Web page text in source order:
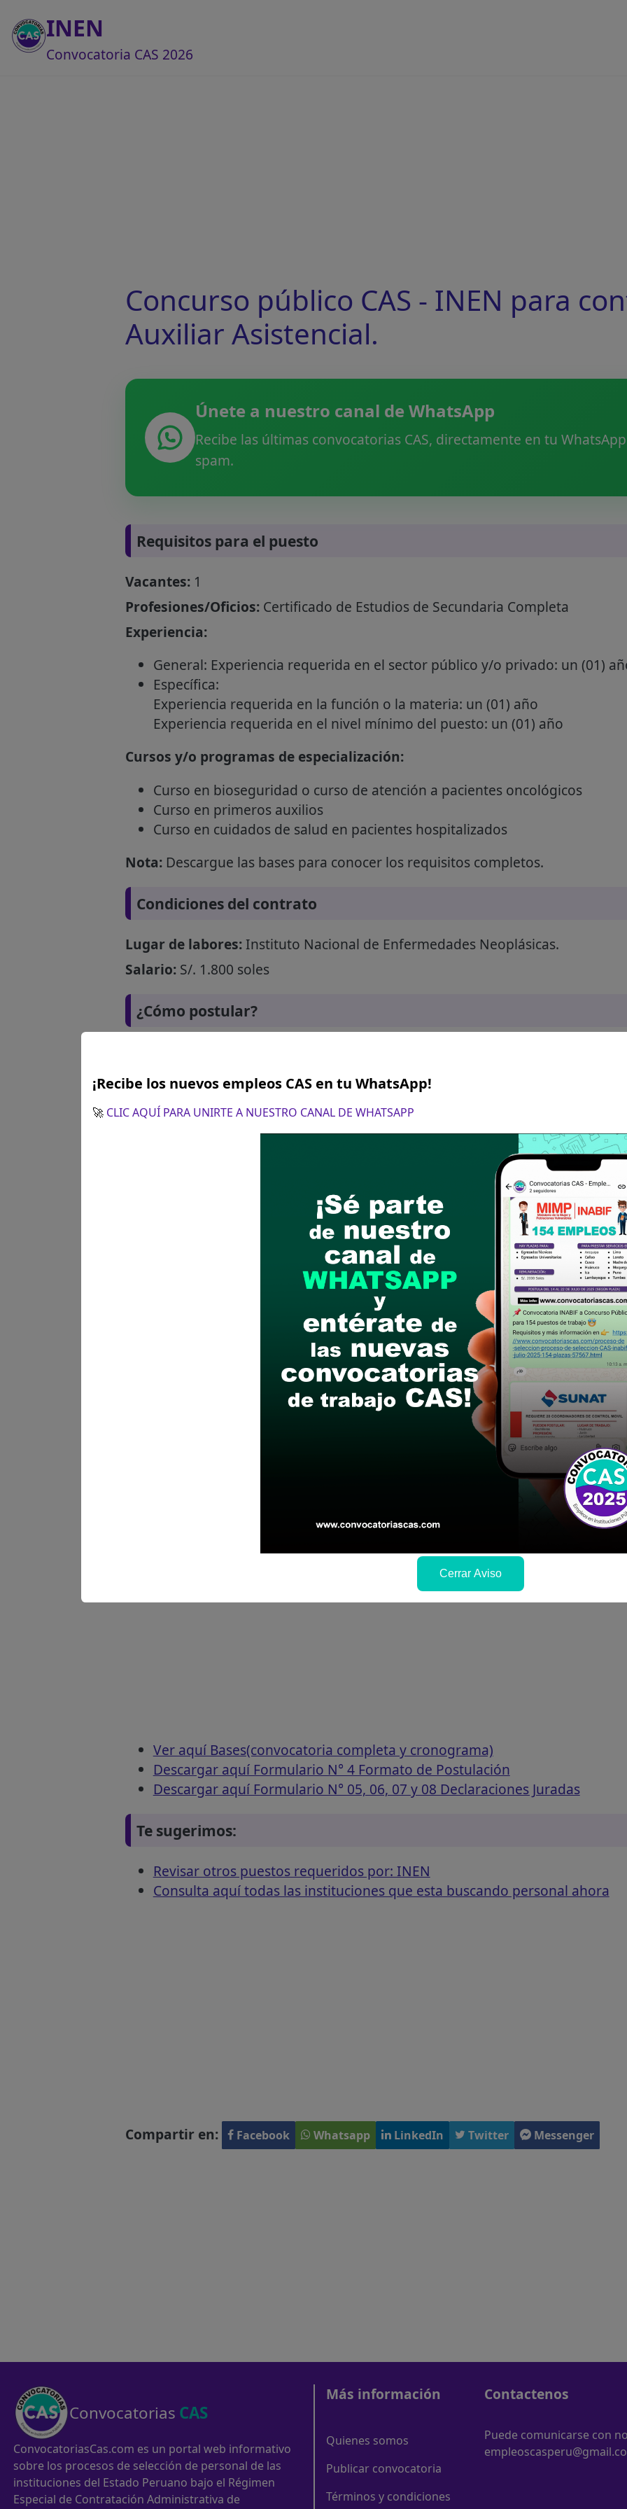
INEN
Convocatoria CAS 2026
Concurso público CAS - INEN para
Auxiliar Asistencial.
Únete a nuestro canal de WhatsApp
Recibe las últimas convocatorias CAS, directamente en tu
spam.
Requisitos para el puesto
Vacantes:1
Profesiones/Oficios:Certificado de Estudios de Secundaria Completa
Experiencia:
General: Experiencia requerida en el sector público y/o privado: un (01)
Específica:
Experiencia requerida en la función o la materia: un (01) año
Experiencia requerida en el nivel mínimo del puesto: un (01) año
Cursos y/o programas de especialización:
Curso en bioseguridad o curso de atención a pacientes oncológicos
Curso en primeros auxilios
Curso en cuidados de salud en pacientes hospitalizados
Nota:Descargue las bases para conocer los requisitos completos.
Condiciones del contrato
Lugar de labores:Instituto Nacional de Enfermedades Neoplásicas.
Salario:S/. 1.800 soles
¿Cómo postular?
Único día 11 de julio del 2025 (hasta las 16:30 horas)
Postulación vía electrónica: Presentación de Formularios
adjuntando Currículo Documentado en formato PDF (máximo 20 MB, un solo
seleccion.cas@inen.sld.pe
Recomendaciones para postular
Descarga y revisa a detalle las bases del concurso público
Antes de postular, verifica si cumples con los requisitos para el puesto
Prepara tu documentación y presentalo en la fechas y por los medios que
Revisar el cronograma para conocer cuando se publicará los resultados
Ver aquí Bases(convocatoria completa y cronograma)
Descargar aquí Formulario N° 4 Formato de Postulación
Descargar aquí Formulario N° 05, 06, 07 y 08 Declaraciones Juradas
Te sugerimos:
Revisar otros puestos requeridos por: INEN
Consulta aquí todas las instituciones que esta buscando personal ahora
Compartir en: Facebook Whatsapp LinkedIn Twitter Messenger
Convocatorias CAS
ConvocatoriasCas.com es un portal web informativo
sobre los procesos de selección de personal de las
instituciones del Estado Peruano bajo el Régimen
Especial de Contratación Administrativa de
Más información
Quienes somos
Publicar convocatoria
Términos y condiciones
Contactenos
Puede comunicarse con
¡Recibe los nuevos empleos CAS en tu WhatsApp!
🚀 CLIC AQUÍ PARA UNIRTE A NUESTRO CANAL DE WHATSAPP
Cerrar Aviso